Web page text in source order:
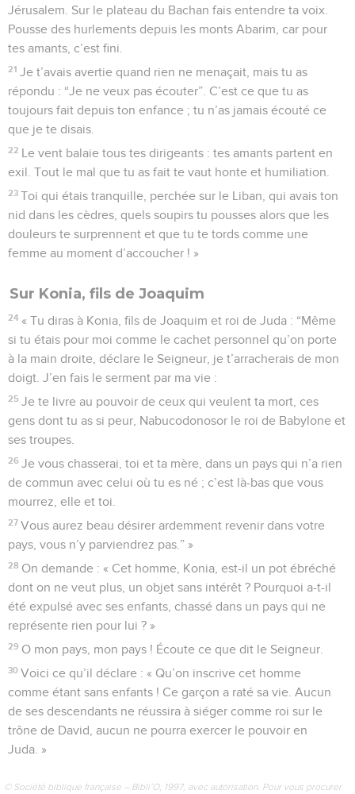
Jérusalem. Sur le plateau du Bachan fais entendre ta voix.
Pousse des hurlements depuis les monts Abarim, car pour
tes amants, c’est fini.
21 Je t’avais avertie quand rien ne menaçait, mais tu as
répondu : “Je ne veux pas écouter”. C’est ce que tu as
toujours fait depuis ton enfance ; tu n’as jamais écouté ce
que je te disais.
22 Le vent balaie tous tes dirigeants : tes amants partent en
exil. Tout le mal que tu as fait te vaut honte et humiliation.
23 Toi qui étais tranquille, perchée sur le Liban, qui avais ton
nid dans les cèdres, quels soupirs tu pousses alors que les
douleurs te surprennent et que tu te tords comme une
femme au moment d’accoucher ! »
Sur Konia, fils de Joaquim
24 « Tu diras à Konia, fils de Joaquim et roi de Juda : “Même
si tu étais pour moi comme le cachet personnel qu’on porte
à la main droite, déclare le Seigneur, je t’arracherais de mon
doigt. J’en fais le serment par ma vie :
25 Je te livre au pouvoir de ceux qui veulent ta mort, ces
gens dont tu as si peur, Nabucodonosor le roi de Babylone et
ses troupes.
26 Je vous chasserai, toi et ta mère, dans un pays qui n’a rien
de commun avec celui où tu es né ; c’est là-bas que vous
mourrez, elle et toi.
27 Vous aurez beau désirer ardemment revenir dans votre
pays, vous n’y parviendrez pas.” »
28 On demande : « Cet homme, Konia, est-il un pot ébréché
dont on ne veut plus, un objet sans intérêt ? Pourquoi a-t-il
été expulsé avec ses enfants, chassé dans un pays qui ne
représente rien pour lui ? »
29 O mon pays, mon pays ! Écoute ce que dit le Seigneur.
30 Voici ce qu’il déclare : « Qu’on inscrive cet homme
comme étant sans enfants ! Ce garçon a raté sa vie. Aucun
de ses descendants ne réussira à siéger comme roi sur le
trône de David, aucun ne pourra exercer le pouvoir en
Juda. »
© Société biblique française – Bibli’O, 1997, avec autorisation. Pour vous procurer